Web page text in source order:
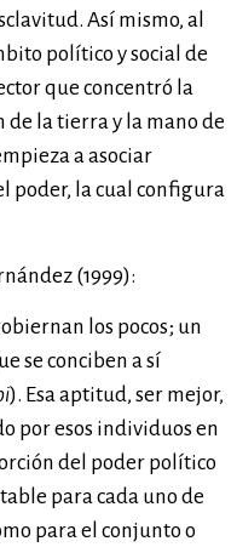
Así mismo, al
político y social de
que concentró la
de la tierra y la mano de
a asociar
poder, la cual configura
(1999):
los pocos; un
se conciben a sí
). Esa aptitud, ser mejor,
por esos individuos en
del poder político
para cada uno de
para el conjunto o